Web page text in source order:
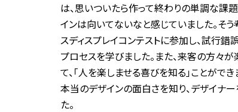
は、思いついたら作って終わりの単調な課
インは向いてないなと感じていました。そう
スディスプレイコンテストに参加し、試行
プロセスを学びました。また、来客の方々
て、「人を楽しませる喜びを知る」ことがで
本当のデザインの面白さを知り、デザイナ
た。